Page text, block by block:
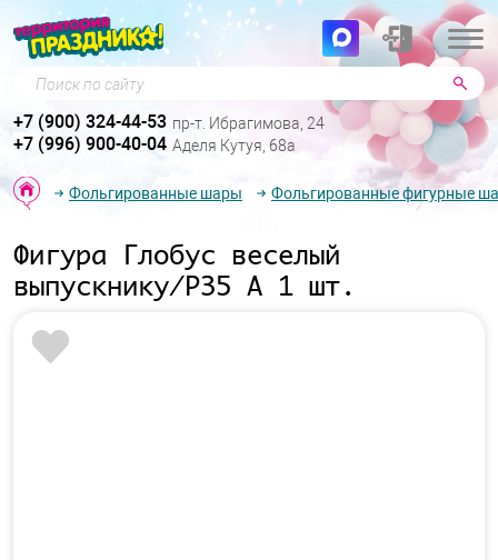
Поиск по сайту
+7 (900) 324-44-53 пр-т. Ибрагимова, 24
+7 (996) 900-40-04 Аделя Кутуя, 68а
Фольгированные шары Фольгированные фигурные
Фигура Глобус веселый
выпускнику/P35 А 1 шт.